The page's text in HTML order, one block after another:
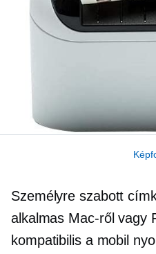
Személyre szabott
alkalmas Mac-ről vagy
kompatibilis a mobil